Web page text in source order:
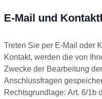
E-Mail und
Treten Sie per E-Mail oder
Kontakt, werden die von
Zwecke der Bearbeitung
Anschlussfragen
Rechtsgrundlage: Art. 6/1b